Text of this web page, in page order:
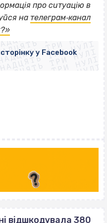
про ситуацію в
на телеграм‐канал
ТРИ НУЛІ
ТРИ НУЛІ
ТРИ НУЛІ
ТРИ НУЛІ
ТРИ НУЛІ
ТРИ НУЛІ
ТРИ НУЛІ
ТРИ НУЛІ
у Facebook
відшкодувала 380